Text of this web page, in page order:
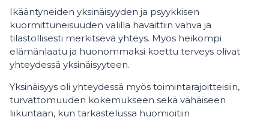
Ikääntyneiden yksinäisyyden ja psyykkisen
kuormittuneisuuden välillä havaittiin vahva ja
tilastollisesti merkitsevä yhteys. Myös heikompi
elämänlaatu ja huonommaksi koettu terveys olivat
yhteydessä yksinäisyyteen.
Yksinäisyys oli yhteydessä myös toimintarajoitteisiin,
turvattomuuden kokemukseen sekä vähäiseen
liikuntaan, kun tarkastelussa huomioitiin